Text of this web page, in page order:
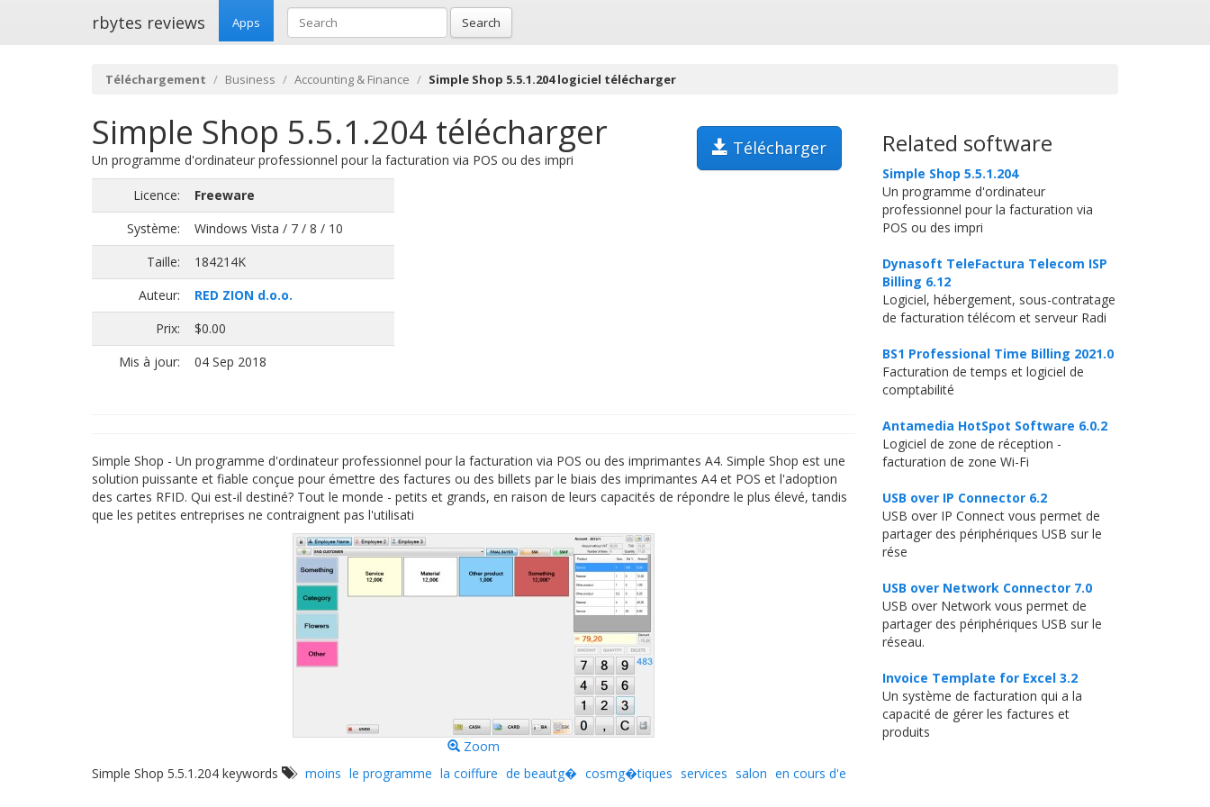
rbytes reviews Apps Search
Téléchargement Business Accounting & Finance Simple Shop 5.5.1.204 logiciel télécharger
Simple Shop 5.5.1.204 télécharger Télécharger
Un programme d'ordinateur professionnel pour la facturation via POS ou des impri
Licence:
Freeware
Système:
Windows Vista / 7 / 8 / 10
Taille:
184214K
Auteur:
RED ZION d.o.o.
Prix:
$0.00
Mis à jour:
04 Sep 2018
Simple Shop - Un programme d'ordinateur professionnel pour la facturation via POS ou des imprimantes A4. Simple Shop est une
solution puissante et fiable conçue pour émettre des factures ou des billets par le biais des imprimantes A4 et POS et l'adoption
des cartes RFID. Qui est-il destiné? Tout le monde - petits et grands, en raison de leurs capacités de répondre le plus élevé, tandis
que les petites entreprises ne contraignent pas l'utilisati
Zoom
Simple Shop 5.5.1.204 keywords
moins le programme la coiffure de beautg� cosmg�tiques services salon en cours d'e
Related software
Simple Shop 5.5.1.204
Un programme d'ordinateur
professionnel pour la facturation via
POS ou des impri
Dynasoft TeleFactura Telecom ISP
Billing 6.12
Logiciel, hébergement, sous-contratage
de facturation télécom et serveur Radi
BS1 Professional Time Billing 2021.0
Facturation de temps et logiciel de
comptabilité
Antamedia HotSpot Software 6.0.2
Logiciel de zone de réception -
facturation de zone Wi-Fi
USB over IP Connector 6.2
USB over IP Connect vous permet de
partager des périphériques USB sur le
rése
USB over Network Connector 7.0
USB over Network vous permet de
partager des périphériques USB sur le
réseau.
Invoice Template for Excel 3.2
Un système de facturation qui a la
capacité de gérer les factures et
produits